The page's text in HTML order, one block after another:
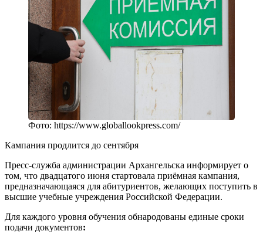
Фото: https://www.globallookpress.com/
Кампания продлится до сентября
Пресс-служба администрации Архангельска информирует о
том, что двадцатого июня стартовала приёмная кампания,
предназначающаяся для абитуриентов, желающих поступить в
высшие учебные учреждения Российской Федерации.
Для каждого уровня обучения обнародованы единые сроки
подачи документов: